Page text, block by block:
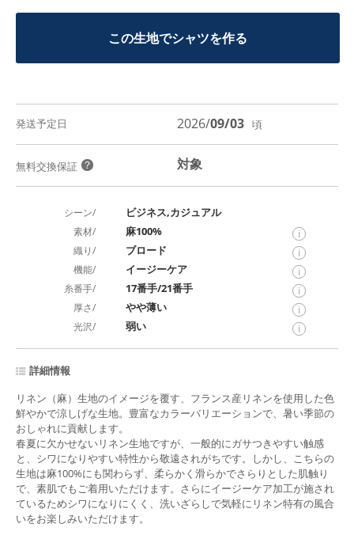
この生地でシャツを作る
発送予定日 2026/09/03 頃
無料交換保証 ？ 対象
シーン/ ビジネス,カジュアル
素材/ 麻100% i
織り/ ブロード i
機能/ イージーケア i
糸番手/ 17番手/21番手 i
厚さ/ やや薄い i
光沢/ 弱い i
詳細情報
リネン（麻）生地のイメージを覆す、フランス産リネンを使用した色
鮮やかで涼しげな生地。豊富なカラーバリエーションで、暑い季節の
おしゃれに貢献します。
春夏に欠かせないリネン生地ですが、一般的にガサつきやすい触感
と、シワになりやすい特性から敬遠されがちです。しかし、こちらの
生地は麻100%にも関わらず、柔らかく滑らかでさらりとした肌触り
で、素肌でもご着用いただけます。さらにイージーケア加工が施され
ているためシワになりにくく、洗いざらしで気軽にリネン特有の風合
いをお楽しみいただけます。